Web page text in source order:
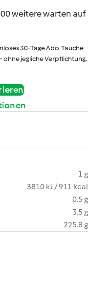
weitere warten auf
30-Tage Abo. Tauche
ohne jegliche Verpflichtung.
1 g
3810 kJ / 911 kcal
0.5 g
3.5 g
225.8 g